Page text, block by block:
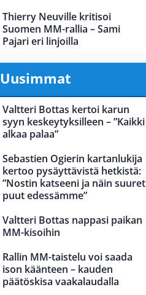
Thierry Neuville kritisoi
Suomen MM-rallia – Sami
Pajari eri linjoilla
Uusimmat
Valtteri Bottas kertoi karun
syyn keskeytyksilleen – ”Kaikki
alkaa palaa”
Sebastien Ogierin kartanlukija
kertoo pysäyttävistä hetkistä:
”Nostin katseeni ja näin suuret
puut edessämme”
Valtteri Bottas nappasi paikan
MM-kisoihin
Rallin MM-taistelu voi saada
ison käänteen – kauden
päätöskisa vaakalaudalla